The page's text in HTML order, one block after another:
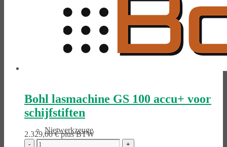
Niet­werk­zeuge
Bohl lasmachine GS 100 accu+ voor
schijfstiften
2.329,00€ plus BTW